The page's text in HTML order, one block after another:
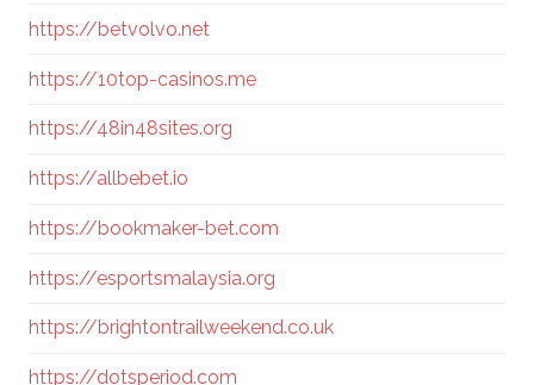
https://betvolvo.net
https://10top-casinos.me
https://48in48sites.org
https://allbebet.io
https://bookmaker-bet.com
https://esportsmalaysia.org
https://brightontrailweekend.co.uk
https://dotsperiod.com